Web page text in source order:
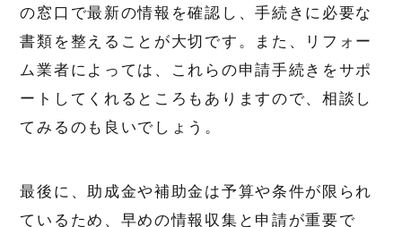
の窓口で最新の情報を確認し、手続きに必要な
書類を整えることが大切です。また、リフォー
ム業者によっては、これらの申請手続きをサポ
ートしてくれるところもありますので、相談し
てみるのも良いでしょう。
最後に、助成金や補助金は予算や条件が限られ
ているため、早めの情報収集と申請が重要で